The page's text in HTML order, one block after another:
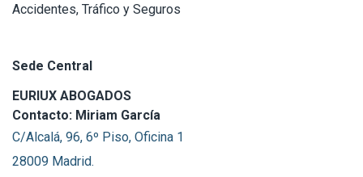
Accidentes, Tráfico y Seguros
Sede Central
EURIUX ABOGADOS
Contacto: Miriam García
C/Alcalá, 96, 6º Piso, Oficina 1
28009 Madrid.